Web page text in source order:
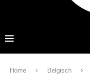
Home Belgisch